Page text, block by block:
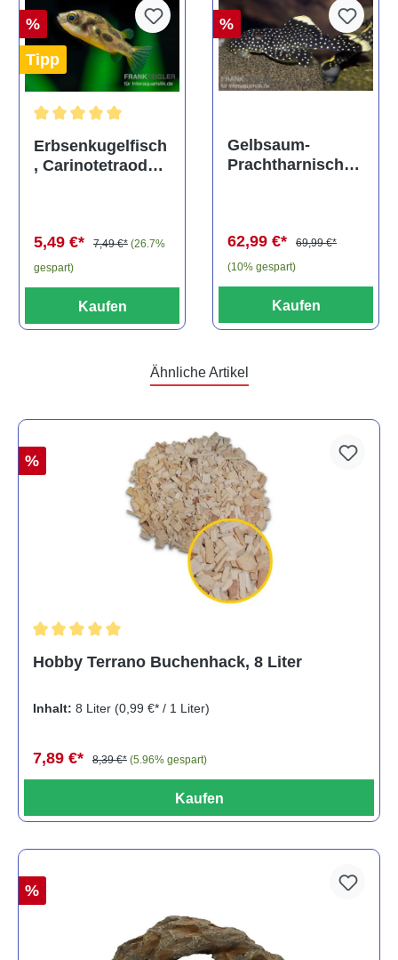
%
Tipp
Durchschnittliche Bewertung von 5 von 5 Sternen
Erbsenkugelfisch
, Carinotetraodon
5,49 €* 7,49 €* (26.7%
gespart)
Kaufen
%
Gelbsaum-
Prachtharnischw
62,99 €*
69,99 €*
(10% gespart)
Kaufen
Ähnliche Artikel
%
Hobby Terrano Buchenhack, 8 Liter
Inhalt: 8 Liter (0,99 €* / 1 Liter)
7,89 €* 8,39 €* (5.96% gespart)
Kaufen
%